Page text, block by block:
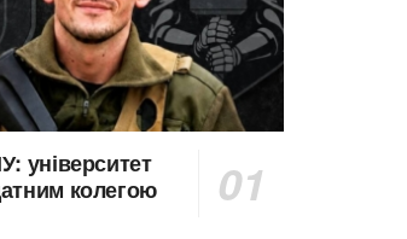
університет
колегою